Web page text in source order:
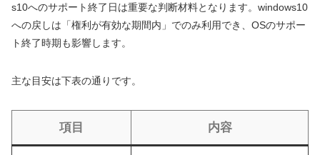
s10へのサポート終了日は重要な判断材料となります。windows10
への戻しは「権利が有効な期間内」でのみ利用でき、OSのサポー
ト終了時期も影響します。
主な目安は下表の通りです。
項目 内容